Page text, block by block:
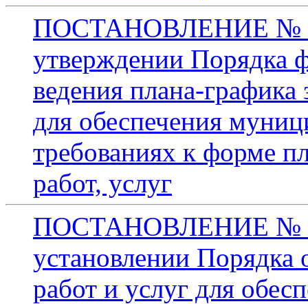
ПОСТАНОВЛЕНИЕ №
утверждении Порядка
ведения плана-графика
для обеспечения
требованиях к форме
работ, услуг
ПОСТАНОВЛЕНИЕ №
установлении Порядка
работ и услуг для